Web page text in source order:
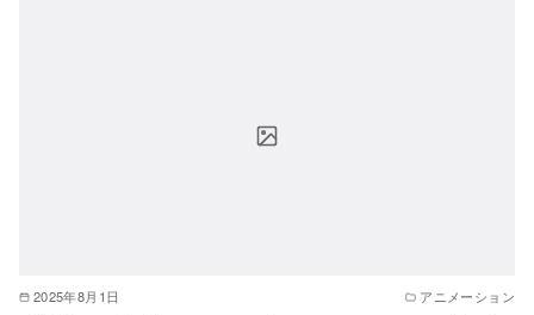
2025年8月1日 アニメーション